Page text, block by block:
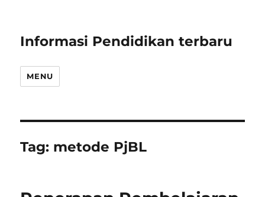
Informasi Pendidikan terbaru
MENU
Tag: metode PjBL